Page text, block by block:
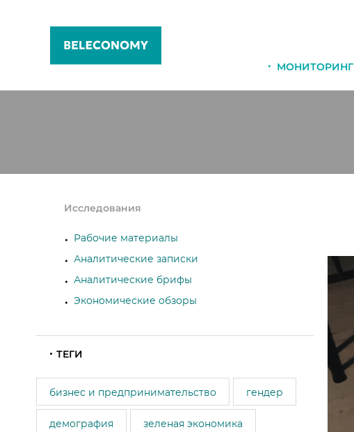
МОНИТОРИНГ
Исследования
Рабочие материалы
Аналитические записки
Аналитические брифы
Экономические обзоры
ТЕГИ
бизнес и предпринимательство гендер
демография зеленая экономика